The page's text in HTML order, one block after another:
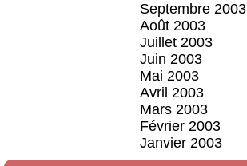
Septembre 2003
Août 2003
Juillet 2003
Juin 2003
Mai 2003
Avril 2003
Mars 2003
Février 2003
Janvier 2003